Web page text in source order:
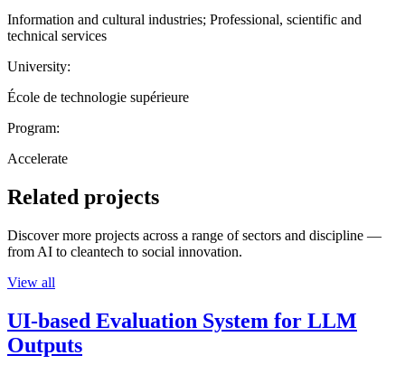
Information and cultural industries; Professional, scientific and
technical services
University:
École de technologie supérieure
Program:
Accelerate
Related projects
Discover more projects across a range of sectors and discipline —
from AI to cleantech to social innovation.
View all
UI-based Evaluation System for LLM
Outputs